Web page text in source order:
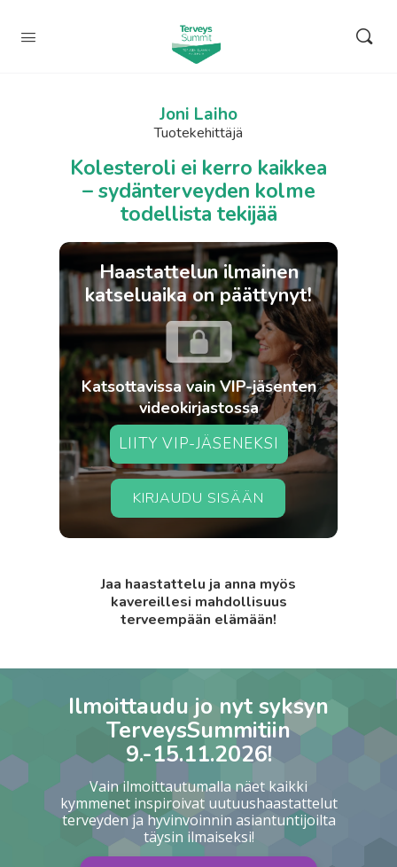
Joni Laiho
Tuotekehittäjä
Kolesteroli ei kerro kaikkea
– sydänterveyden kolme
todellista tekijää
Haastattelun ilmainen
katseluaika on päättynyt!
Katsottavissa vain VIP-jäsenten
videokirjastossa
KIRJAUDU SISÄÄN
LIITY VIP-JÄSENEKSI
Jaa haastattelu ja anna myös
kavereillesi mahdollisuus
terveempään elämään!
Ilmoittaudu jo nyt syksyn
TerveysSummitiin
9.-15.11.2026!
Vain ilmoittautumalla näet kaikki
kymmenet inspiroivat uutuushaastattelut
terveyden ja hyvinvoinnin asiantuntijoilta
täysin ilmaiseksi!